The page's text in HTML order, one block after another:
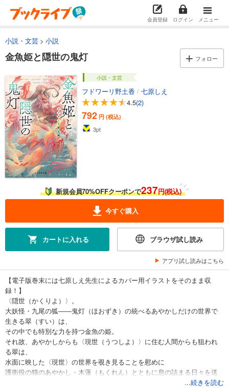
会員登録 ログイン メニュー
小説・文芸 小説
金魚姫と隠世の鬼灯 フォロー
小説・文芸
フドワーリ野土香 / 七原しえ
4.5(2)
792 円 (税込)
3pt
新規会員70%OFFクーポンで237円(税込)
今すぐ購入
カートに入れる ブラウザ試し読み
アプリ試し読みはこちら
【電子版巻末には七原しえ先生によるカバー用イラストをそのまま収
録！】
〈隠世（かくりよ）〉。
大妖怪・九尾の狐――鬼灯（ほおずき）の統べるあやかしだけの世界で
生きる翠（すい）は、
その中でも特別な力を持つ金魚の姫。
それ故、あやかしからも〈現世（うつしよ）〉に住む人間からも狙われ
る翠は、
水面に映した〈現世〉の世界を覗き見ることを慰めに
護衛役の猫のあやかし・木蓮（もくれん）とともに息の詰まる日々を送
...続きを読む